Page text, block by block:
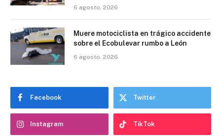
6 agosto, 2026
Muere motociclista en trágico accidente
sobre el Ecobulevar rumbo a León
6 agosto, 2026
Facebook Twitter
Instagram TikTok